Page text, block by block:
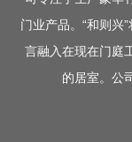
门业产品。“和则兴
言融入在现在门庭
的居室。公
色环保装饰材料”